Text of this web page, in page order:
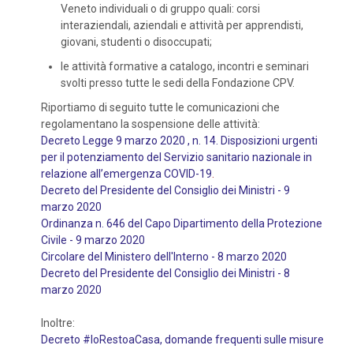
Veneto individuali o di gruppo quali: corsi
interaziendali, aziendali e attività per apprendisti,
giovani, studenti o disoccupati;
le attività formative a catalogo, incontri e seminari
svolti presso tutte le sedi della Fondazione CPV.
Riportiamo di seguito tutte le comunicazioni che
regolamentano la sospensione delle attività:
Decreto Legge 9 marzo 2020 , n. 14. Disposizioni urgenti
per il potenziamento del Servizio sanitario nazionale in
relazione all’emergenza COVID-19.
Decreto del Presidente del Consiglio dei Ministri - 9
marzo 2020
Ordinanza n. 646 del Capo Dipartimento della Protezione
Civile - 9 marzo 2020
Circolare del Ministero dell'Interno - 8 marzo 2020
Decreto del Presidente del Consiglio dei Ministri - 8
marzo 2020
Inoltre:
Decreto #IoRestoaCasa, domande frequenti sulle misure